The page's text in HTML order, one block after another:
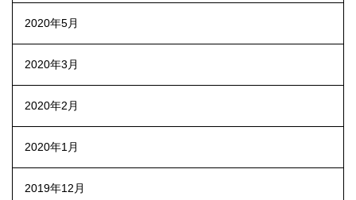
2020年5月
2020年3月
2020年2月
2020年1月
2019年12月